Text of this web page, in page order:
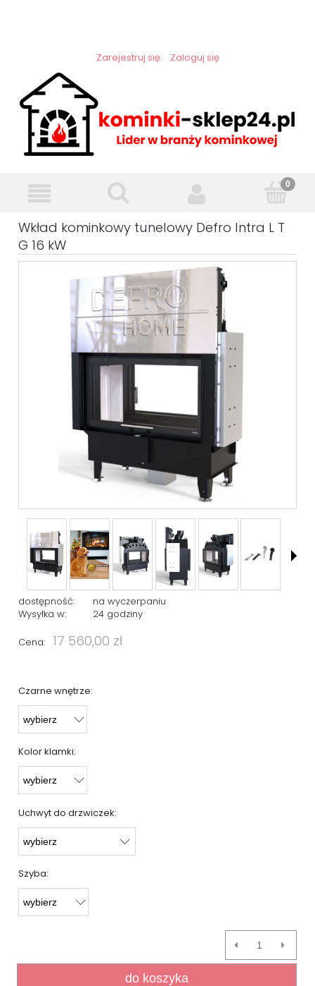
Zarejestruj się Zaloguj się
Wkład kominkowy tunelowy Defro Intra L T
G 16 kW
dostępność:
na wyczerpaniu
Wysyłka w:
24 godziny
Cena: 17 560,00 zł
Czarne wnętrze:
Kolor klamki:
Uchwyt do drzwiczek:
Szyba:
do koszyka